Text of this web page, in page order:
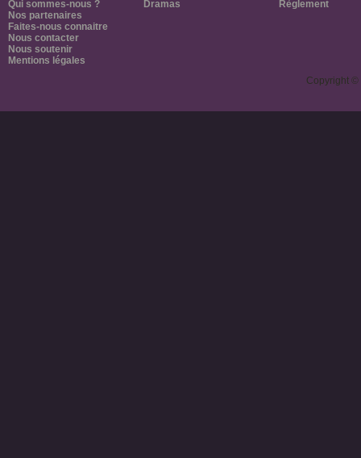
Qui sommes-nous ?
Nos partenaires
Faites-nous connaitre
Nous contacter
Nous soutenir
Mentions légales
Dramas Règlement
Copyright ©